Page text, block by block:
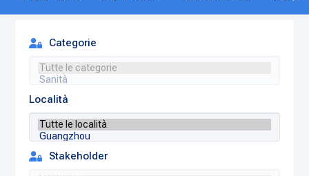
Categorie
Località
Stakeholder